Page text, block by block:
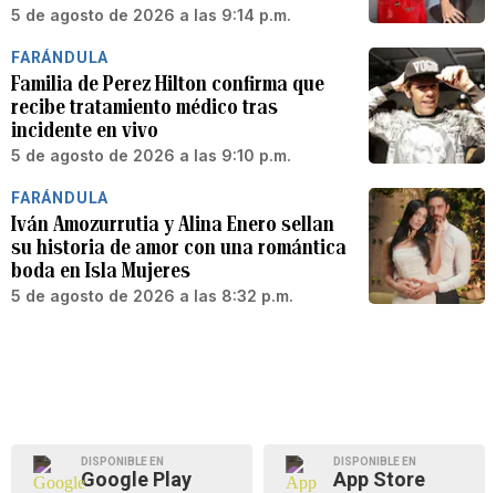
5 de agosto de 2026 a las 9:14 p.m.
FARÁNDULA
Familia de Perez Hilton confirma que
recibe tratamiento médico tras
incidente en vivo
5 de agosto de 2026 a las 9:10 p.m.
FARÁNDULA
Iván Amozurrutia y Alina Enero sellan
su historia de amor con una romántica
boda en Isla Mujeres
5 de agosto de 2026 a las 8:32 p.m.
DISPONIBLE EN
Google Play
DISPONIBLE EN
App Store